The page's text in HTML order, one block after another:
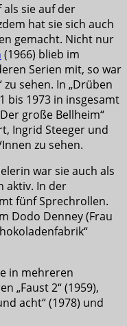
sie auf der
hat sie sich auch
gemacht. Nicht nur
(1966) blieb im
Serien mit, so war
sehen. In „Drüben
bis 1973 in insgesamt
große Bellheim“
Ingrid Steeger und
zu sehen.
war sie auch als
aktiv. In der
fünf Sprechrollen.
Dodo Denney (Frau
in mehreren
„Faust 2“ (1959),
acht“ (1978) und